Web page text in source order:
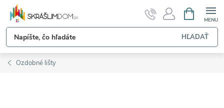
Prejsť
obsah
HĽADAŤ
KOŠÍK
Ozdobné lišty